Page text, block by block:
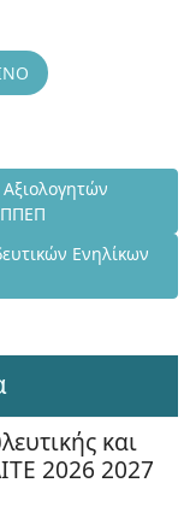
σε Μητρών
Ενηλίκων
και
2026 2027